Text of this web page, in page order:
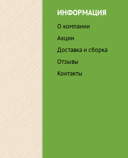
ИНФОРМАЦИЯ
О компании
Акции
Доставка и сборка
Отзывы
Контакты